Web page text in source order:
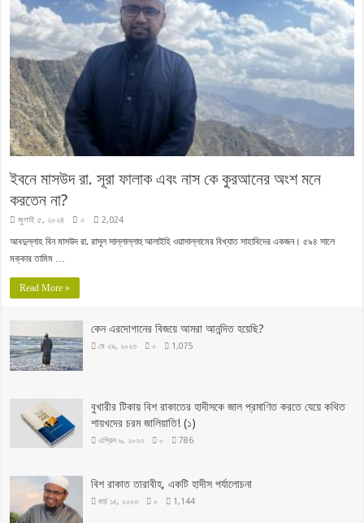
ইবনে মাসউদ রা. সূরা ফালাক এবং নাস কে কুরআনের অংশ মনে
করতেন না?
জুলাই ৫, ২০২৪ ০ 2,024
আবদুল্লাহ বিন মাসউদ রা. রাসূল সাল্লাল্লাহু আলাইহি ওয়াসাল্লামের বিখ্যাত সাহাবিদের একজন। ৫৯৪ সালে
মক্কার তামিম …
Read More »
কেন এরদোগানের বিজয়ে আমরা আনন্দিত হয়েছি?
মে ২৯, ২০২৩ ০ 1,075
বুখারীর টিকায় বিশ রাকাতের হাদীসকে জাল প্রমাণিত করতে যেয়ে কথিত
শায়খদের চরম জালিয়াতি! (১)
এপ্রিল ৬, ২০২৩ ০ 786
বিশ রাকাত তারাবীহ, একটি হাদীস পর্যালোচনা
মার্চ ১৫, ২০২৩ ০ 1,144